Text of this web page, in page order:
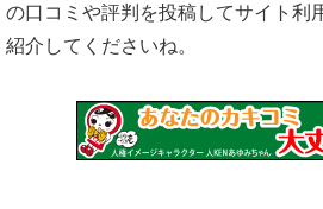
の口コミや評判を投稿してサイト利
紹介してくださいね。